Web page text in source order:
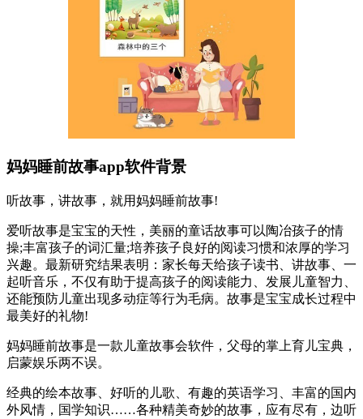
妈妈睡前故事app软件背景
听故事，讲故事，就用妈妈睡前故事!
爱听故事是宝宝的天性，美丽的童话故事可以陶冶孩子的情
操;丰富孩子的词汇量;培养孩子良好的阅读习惯和浓厚的学习
兴趣。最新研究结果表明：家长每天给孩子读书、讲故事、一
起听音乐，不仅有助于提高孩子的阅读能力、发展儿童智力、
还能预防儿童出现多动症等行为毛病。故事是宝宝成长过程中
最美好的礼物!
妈妈睡前故事是一款儿童故事会软件，父母的掌上育儿宝典，
启蒙娱乐两不误。
经典的绘本故事、好听的儿歌、有趣的英语学习、丰富的国内
外风情，国学知识……各种精美奇妙的故事，应有尽有，边听